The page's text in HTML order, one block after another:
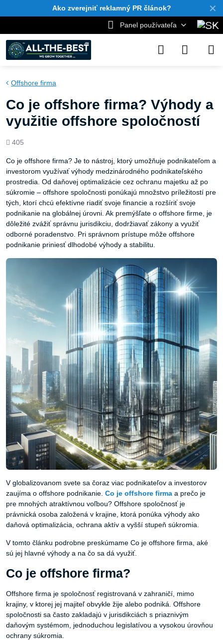
✕
Ako zverejniť reklamný PR článok?
Panel používateľa
Offshore firma
Co je offshore firma? Výhody a
využitie offshore spoločností
Počet
405
Co je offshore firma? Je to nástroj, ktorý umožňuje podnikateľom a
investorom využívať výhody medzinárodného podnikateľského
prostredia. Od daňovej optimalizácie cez ochranu majetku až po
súkromie – offshore spoločnosti ponúkajú množstvo príležitostí pre
tých, ktorí chcú efektívne riadiť svoje financie a rozšíriť svoje
podnikanie na globálnej úrovni. Ak premýšľate o offshore firme, je
dôležité zvážiť správnu jurisdikciu, dodržiavať zákony a využiť
odborné poradenstvo. Pri správnom prístupe môže offshore
podnikanie priniesť dlhodobé výhody a stabilitu.
V globalizovanom svete sa čoraz viac podnikateľov a investorov
zaujíma o offshore podnikanie. Co je offshore firma a prečo je
pre mnohých atraktívnou voľbou? Offshore spoločnosť je
právnická osoba založená v krajine, ktorá ponúka výhody ako
daňová optimalizácia, ochrana aktív a vyšší stupeň súkromia.
V tomto článku podrobne preskúmame Co je offshore firma, aké
sú jej hlavné výhody a na čo sa dá využiť.
Co je offshore firma?
Offshore firma je spoločnosť registrovaná v zahraničí, mimo
krajiny, v ktorej jej majiteľ obvykle žije alebo podniká. Offshore
spoločnosti sa často zakladajú v jurisdikciách s priaznivým
daňovým systémom, jednoduchou legislatívou a vysokou úrovňou
ochrany súkromia.